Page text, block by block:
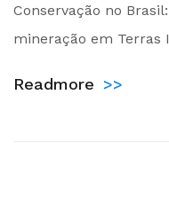
Conservação no
mineração em Terras
Readmore >>